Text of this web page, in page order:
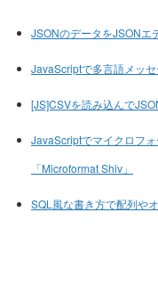
JSONのデータをJSONエ
JavaScriptで多言語メッ
[JS]CSVを読み込んで
JavaScriptでマイクロフ
「Microformat Shiv」
SQL風な書き方で配列や